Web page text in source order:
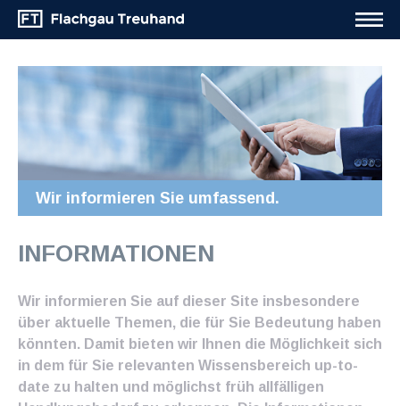
Wir informieren Sie umfassend.
INFORMATIONEN
Wir informieren Sie auf dieser Site insbesondere
über aktuelle Themen, die für Sie Bedeutung haben
könnten. Damit bieten wir Ihnen die Möglichkeit sich
in dem für Sie relevanten Wissensbereich up-to-
date zu halten und möglichst früh allfälligen